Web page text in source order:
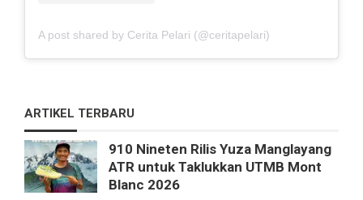
A post shared by Cerita Pelari (@ceritapelari)
ARTIKEL TERBARU
910 Nineten Rilis Yuza Manglayang
ATR untuk Taklukkan UTMB Mont
Blanc 2026